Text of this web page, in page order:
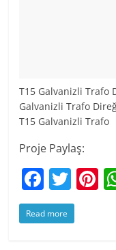
T15 Galvanizli Trafo
Galvanizli Trafo
T15 Galvanizli Trafo
Proje Paylaş:
F
a
c
T
w
itt
Read more